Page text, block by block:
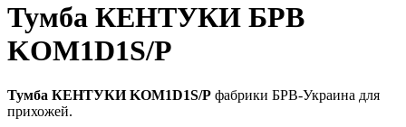
Тумба КЕНТУКИ БРВ
KOM1D1S/P
Тумба КЕНТУКИ KOM1D1S/P фабрики БРВ-Украина для
прихожей.